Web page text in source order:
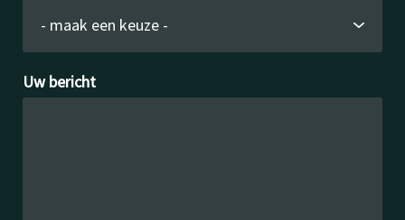
Uw bericht